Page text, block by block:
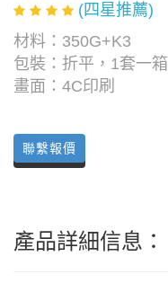
(四星推薦)
材料：350G+K3
包裝：折平，1套一箱
畫面：4C印刷
聯繫報價
產品詳細信息：